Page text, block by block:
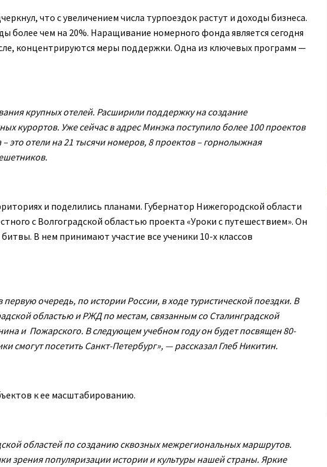
что с увеличением числа турпоездок растут и доходы бизнеса.
более чем на 20%. Наращивание номерного фонда является сегодня
концентрируются меры поддержки. Одна из ключевых программ —
крупных отелей. Расширили поддержку на создание
курортов. Уже сейчас в адрес Минэка поступило более 100 проектов
это отели на 21 тысячи номеров, 8 проектов – горнолыжная
и поделились планами. Губернатор Нижегородской области
с Волгоградской областью проекта «Уроки с путешествием». Он
В нем принимают участие все ученики 10-х классов
очередь, по истории России, в ходе туристической поездки. В
областью и РЖД по местам, связанным со Сталинградской
и Пожарского. В следующем учебном году он будет посвящен 80-
посетить Санкт-Петербург», — рассказал Глеб Никитин.
к ее масштабированию.
областей по созданию сквозных межрегиональных маршрутов.
зрения популяризации истории и культуры нашей страны. Яркие